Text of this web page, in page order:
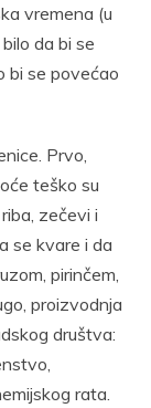
vremena (u
da bi se
bi se povećao
Prvo,
teško su
zečevi i
se kvare i da
pirinčem,
proizvodnja
društva:
rata.